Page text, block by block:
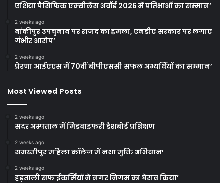
एशिया पैसिफिक एक्सीलेंस अवॉर्ड 2026 में प्रतिभाओं का सम्मान’
2 weeks ago
बांकीपुर उपचुनाव पर राजद का हमला, एनडीए सरकार पर लगाए
गंभीर आरोप’
2 weeks ago
प्रेरणा आईएएस में 70वीं बीपीएससी सफल अभ्यर्थियों का सम्मान’
Most Viewed Posts
2 weeks ago
सदर अस्पताल में मिडवाइफरी डैशबोर्ड प्रशिक्षण
2 weeks ago
समस्तीपुर महिला कॉलेज में नशा मुक्ति अभियान’
2 weeks ago
हड़ताली सफाईकर्मियों ने नगर निगम का घेराव किया’